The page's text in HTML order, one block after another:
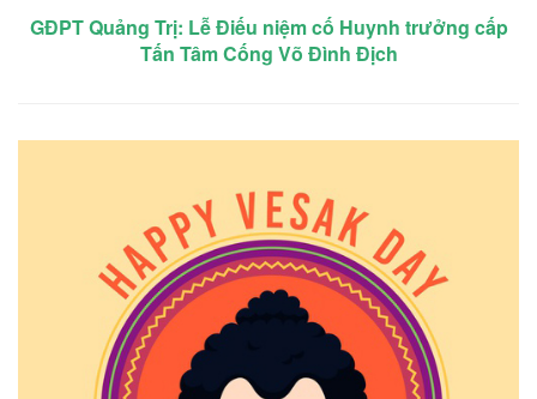
GĐPT Quảng Trị: Lễ Điếu niệm cố Huynh trưởng cấp
Tấn Tâm Cống Võ Đình Địch